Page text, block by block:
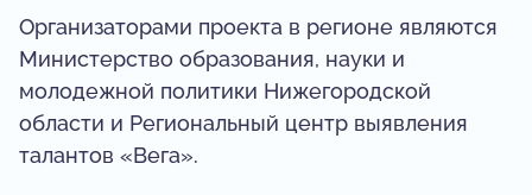
Организаторами проекта в регионе являются
Министерство образования, науки и
молодежной политики Нижегородской
области и Региональный центр выявления
талантов «Вега».